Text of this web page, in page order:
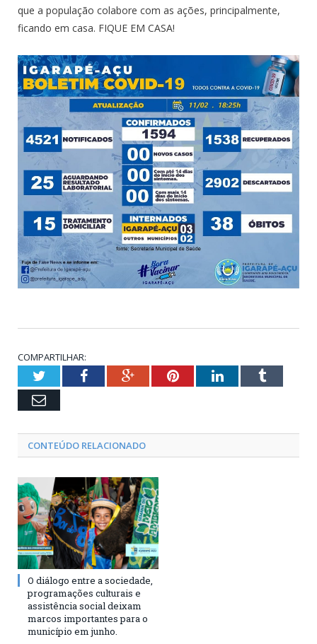
que a população colabore com as ações, principalmente,
ficando em casa. FIQUE EM CASA!
COMPARTILHAR:
TwitterFacebookGoogle+PinterestLinkedInTumblr
Email
CONTEÚDO RELACIONADO
O diálogo entre a sociedade,
programações culturais e
assistência social deixam
marcos importantes para o
município em junho.